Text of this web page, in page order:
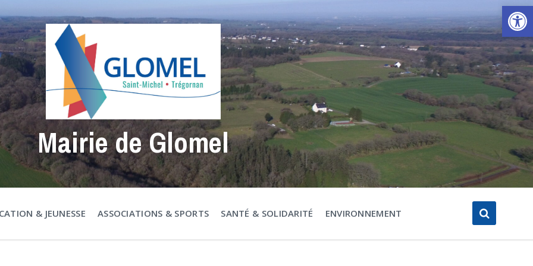
Ouvrir la barre d’outils
Mairie de Glomel
& JEUNESSE ASSOCIATIONS & SPORTS SANTÉ & SOLIDARITÉ ENVIRONNEMENT